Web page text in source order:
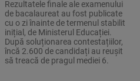
Rezultatele finale ale examenului
de bacalaureat au fost publicate
cu o zi înainte de termenul stabilit
inițial, de Ministerul Educației.
După soluționarea contestațiilor,
încă 2.600 de candidați au reușit
să treacă de pragul mediei 6.